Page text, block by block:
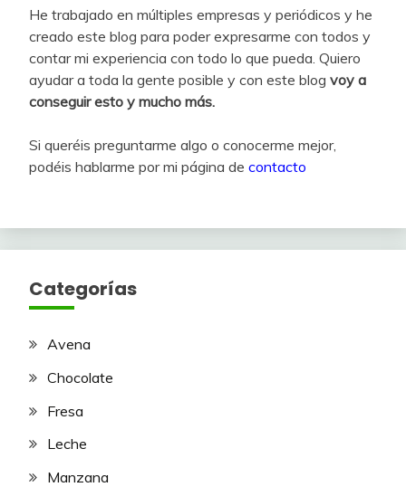
He trabajado en múltiples empresas y periódicos y he
creado este blog para poder expresarme con todos y
contar mi experiencia con todo lo que pueda. Quiero
ayudar a toda la gente posible y con este blog voy a
conseguir esto y mucho más.
Si queréis preguntarme algo o conocerme mejor,
podéis hablarme por mi página de contacto
Categorías
Avena
Chocolate
Fresa
Leche
Manzana